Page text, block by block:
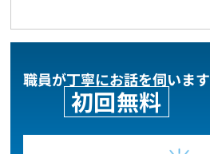
職員が丁寧にお話を伺います
初回無料